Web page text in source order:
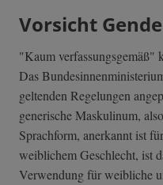
Vorsicht
"Kaum verfassungsgemäß"
Das
geltenden Regelungen
generische Maskulinum,
Sprachform, anerkannt ist
weiblichem Geschlecht, ist
Verwendung für weibliche